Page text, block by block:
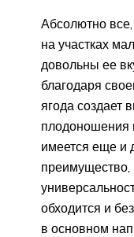
Абсолютно
на участках
довольны ее
благодаря
ягода создает
плодоношения
имеется еще и
преимущество,
обходится и
в основном